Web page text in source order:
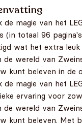
de magie van het
(in totaal 96
wat het extra leuk
de wereld van
kunt beleven in de
de magie van het
ervaring voor
de wereld van
kunt beleven. Met